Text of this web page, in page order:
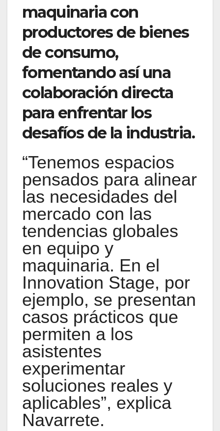
maquinaria con
productores de bienes
de consumo,
fomentando así una
colaboración directa
para enfrentar los
desafíos de la industria.
“Tenemos espacios
pensados para alinear
las necesidades del
mercado con las
tendencias globales
en equipo y
maquinaria. En el
Innovation Stage, por
ejemplo, se presentan
casos prácticos que
permiten a los
asistentes
experimentar
soluciones reales y
aplicables”, explica
Navarrete.